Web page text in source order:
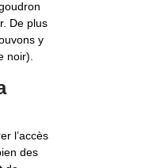
De plus
y
noir).
l’accès
des